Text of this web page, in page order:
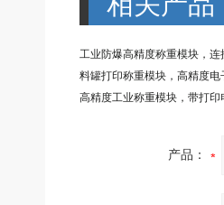
料罐打印称重模块，高精度电
产品：